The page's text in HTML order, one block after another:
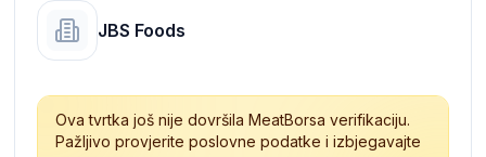
JBS Foods
Ova tvrtka još nije dovršila MeatBorsa verifikaciju.
Pažljivo provjerite poslovne podatke i izbjegavajte